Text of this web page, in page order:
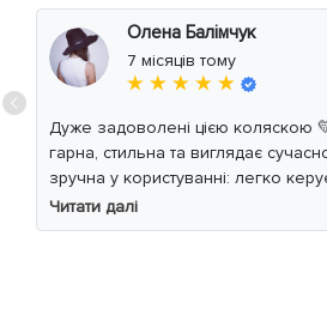
Олена Балімчук
7 місяців тому
★ ★ ★ ★ ★
Дуже задоволені цією коляскою
гарна, стильна та виглядає
зручна у користуванні: легко
м’який хід навіть по нерівній
комфортно, просторе сидіння та
Читати далі